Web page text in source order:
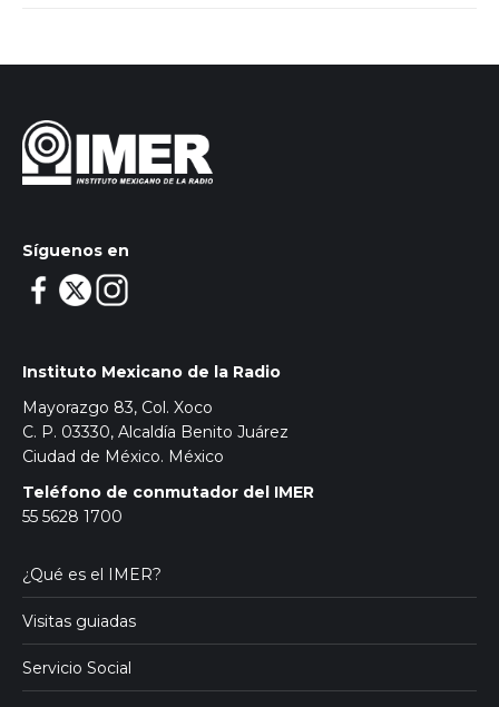
Síguenos en
Instituto Mexicano de la Radio
Mayorazgo 83, Col. Xoco
C. P. 03330, Alcaldía Benito Juárez
Ciudad de México. México
Teléfono de conmutador del IMER
55 5628 1700
¿Qué es el IMER?
Visitas guiadas
Servicio Social